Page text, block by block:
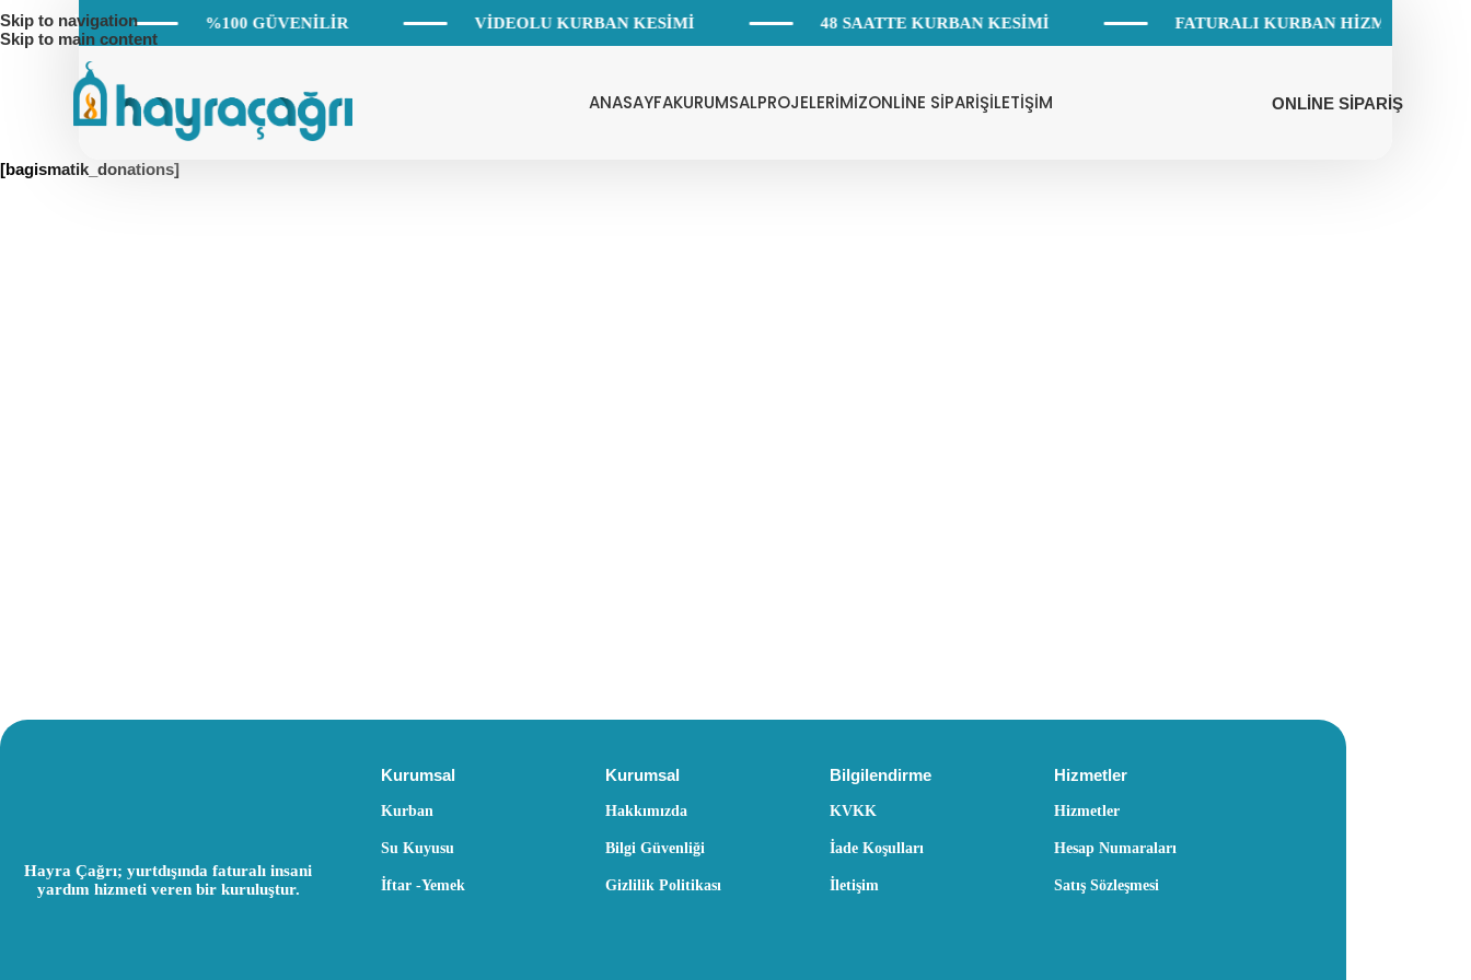
Skip to navigation
Skip to main content
%100 GÜVENİLİR VİDEOLU KURBAN KESİMİ 48 SAATTE KURBAN KESİMİ FATURALI KURBAN HİZMETİ
ANASAYFAKURUMSALPROJELERİMİZONLİNE SİPARİŞİLETİŞİM ONLİNE SİPARİŞ
[bagismatik_donations]
Hayra Çağrı; yurtdışında faturalı insani
yardım hizmeti veren bir kuruluştur.
Kurumsal
Kurban
Su Kuyusu
İftar -Yemek
Kurumsal
Hakkımızda
Bilgi Güvenliği
Gizlilik Politikası
Bilgilendirme
KVKK
İade Koşulları
İletişim
Hizmetler
Hizmetler
Hesap Numaraları
Satış Sözleşmesi